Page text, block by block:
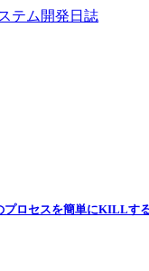
プロセスを簡単にKILLす